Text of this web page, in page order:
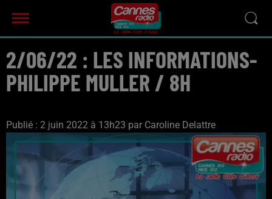
2/06/22 : LES INFORMATIONS-
PHILIPPE MULLER / 8H
Publié : 2 juin 2022 à 13h23 par Caroline Delattre